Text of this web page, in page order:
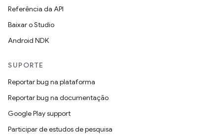
Referência da API
Baixar o Studio
Android NDK
SUPORTE
Reportar bug na plataforma
Reportar bug na documentação
Google Play support
Participar de estudos de pesquisa